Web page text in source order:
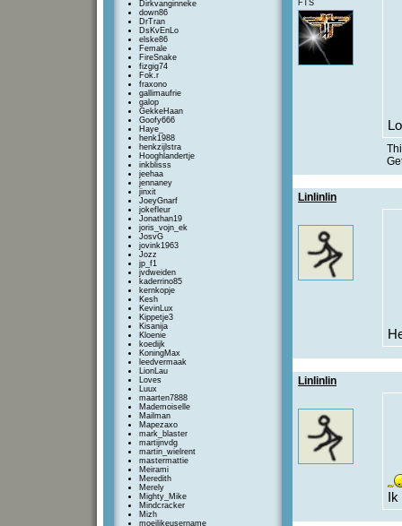
Dirkvanginneke
down86
DrTran
DsKvEnLo
elske86
Female
FireSnake
fizgig74
Fok.r
fraxono
gallimaufrie
galop
GekkeHaan
Goofy666
Haye_
henk1988
henkzijlstra
Hooghlandertje
inkblisss
jeehaa
jennaney
jinxit
JoeyGnarf
jokefleur
Jonathan19
joris_vojn_ek
JosvG
jovink1963
Jozz
jp_f1
jvdweiden
kaderrino85
kernkopje
Kesh
KevinLux
Kippetje3
Kisanija
Kloenie
koedijk
KoningMax
leedvermaak
LionLau
Loves
Luux
maarten7888
Mademoiselle
Mailman
Mapezaxo
mark_blaster
martijnvdg
martin_wielrent
mastermattie
Meirami
Meredith
Merely
Mighty_Mike
Mindcracker
Mizh
moeiljkeusername
FTS
Linlinlin
Linlinlin